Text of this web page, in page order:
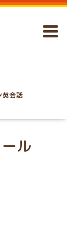
英会話
ル